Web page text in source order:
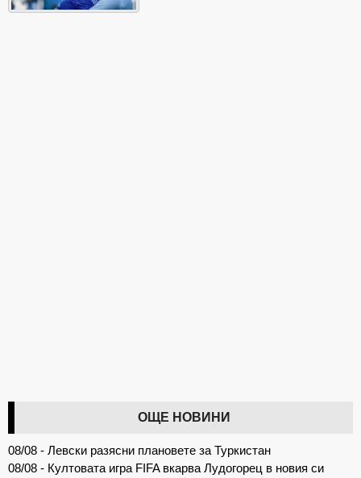
ОЩЕ НОВИНИ
08/08 - Левски разясни плановете за Туркистан
08/08 - Култовата игра FIFA вкарва Лудогорец в новия си